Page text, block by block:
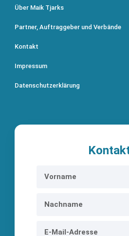
Über Maik Tjarks
Partner, Auftraggeber und Verbände
Kontakt
Impressum
Datenschutzerklärung